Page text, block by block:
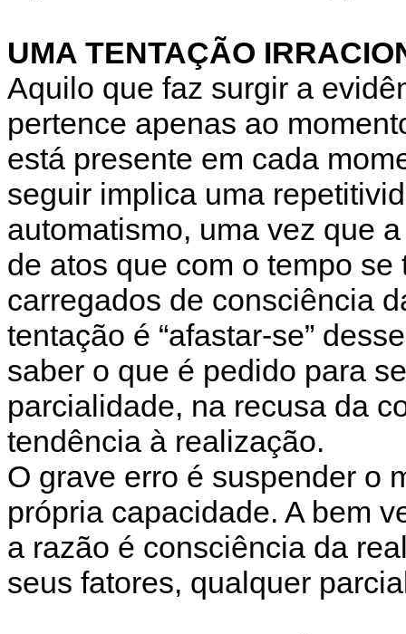
UMA TENTAÇÃO
Aquilo que faz surgir a
pertence apenas ao
está presente em cada
seguir implica uma
automatismo, uma vez que
de atos que com o tempo
carregados de consciência
tentação é “afastar-se”
saber o que é pedido para
parcialidade, na recusa da
tendência à realização.
O grave erro é suspender o
própria capacidade. A bem
a razão é consciência da
seus fatores, qualquer